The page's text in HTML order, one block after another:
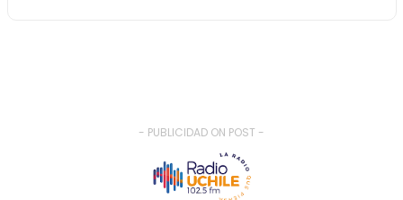
- PUBLICIDAD ON POST -